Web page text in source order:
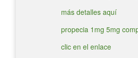
más detalles aquí
propecia 1mg 5mg
clic en el enlace